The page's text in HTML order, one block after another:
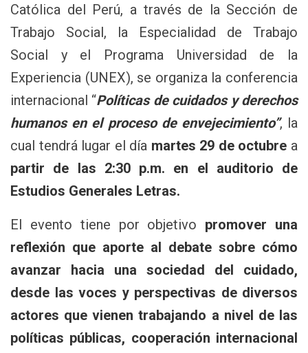
Católica del Perú, a través de la Sección de
Trabajo Social, la Especialidad de Trabajo
Social y el Programa Universidad de la
Experiencia (UNEX), se organiza la conferencia
internacional “Políticas de cuidados y derechos
humanos en el proceso de envejecimiento”, la
cual tendrá lugar el día martes 29 de octubre a
partir de las 2:30 p.m. en el auditorio de
Estudios Generales Letras.
El evento tiene por objetivo promover una
reflexión que aporte al debate sobre cómo
avanzar hacia una sociedad del cuidado,
desde las voces y perspectivas de diversos
actores que vienen trabajando a nivel de las
políticas públicas, cooperación internacional